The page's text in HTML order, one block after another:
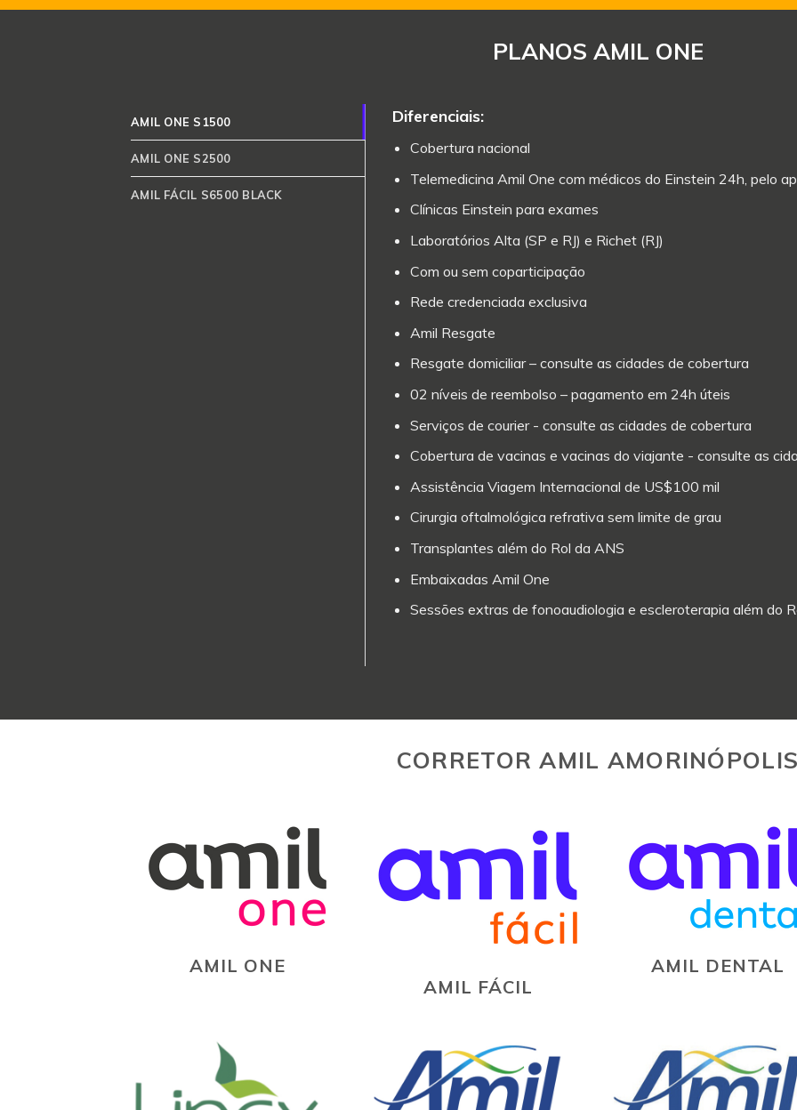
PLANOS AMIL ONE
AMIL ONE S1500
AMIL ONE S2500
AMIL FÁCIL S6500 BLACK
Diferenciais:
Cobertura nacional
Telemedicina Amil One com médicos do Einstein 24h, pelo
Clínicas Einstein para exames
Laboratórios Alta (SP e RJ) e Richet (RJ)
Com ou sem coparticipação
Rede credenciada exclusiva
Amil Resgate
Resgate domiciliar – consulte as cidades de cobertura
02 níveis de reembolso – pagamento em 24h úteis
Serviços de courier - consulte as cidades de cobertura
Cobertura de vacinas e vacinas do viajante - consulte as
Assistência Viagem Internacional de US$100 mil
Cirurgia oftalmológica refrativa sem limite de grau
Transplantes além do Rol da ANS
Embaixadas Amil One
Sessões extras de fonoaudiologia e escleroterapia além do
CORRETOR AMIL
AMIL ONE
AMIL FÁCIL
AMIL DENTAL